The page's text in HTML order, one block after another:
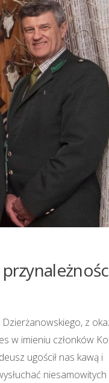
z
w imieniu członków
ugościł nas kawą i
niesamowitych